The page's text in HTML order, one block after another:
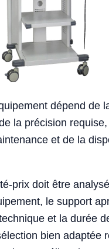
dépend de
la précision
et de la
prix doit être
le support
et la durée
bien adaptée